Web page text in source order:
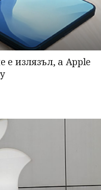
е излязъл, а Apple